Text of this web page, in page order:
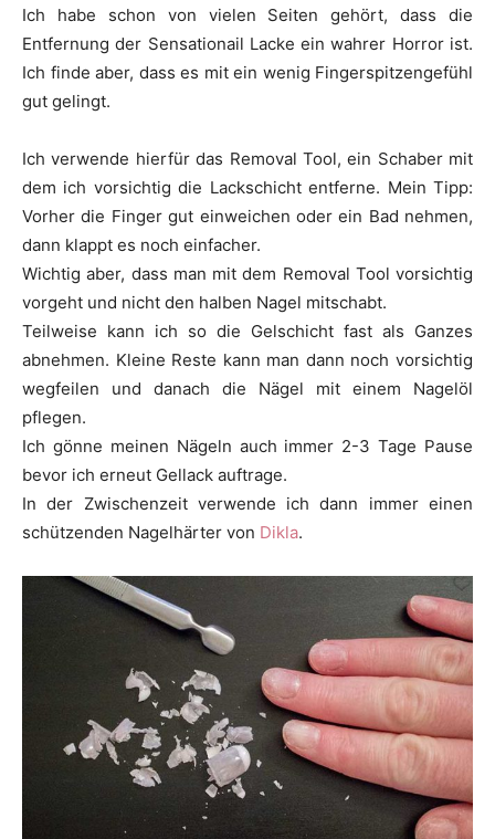
Ich habe schon von vielen Seiten gehört, dass die
Entfernung der Sensationail Lacke ein wahrer Horror ist.
Ich finde aber, dass es mit ein wenig Fingerspitzengefühl
gut gelingt.
Ich verwende hierfür das Removal Tool, ein Schaber mit
dem ich vorsichtig die Lackschicht entferne. Mein Tipp:
Vorher die Finger gut einweichen oder ein Bad nehmen,
dann klappt es noch einfacher.
Wichtig aber, dass man mit dem Removal Tool vorsichtig
vorgeht und nicht den halben Nagel mitschabt.
Teilweise kann ich so die Gelschicht fast als Ganzes
abnehmen. Kleine Reste kann man dann noch vorsichtig
wegfeilen und danach die Nägel mit einem Nagelöl
pflegen.
Ich gönne meinen Nägeln auch immer 2-3 Tage Pause
bevor ich erneut Gellack auftrage.
In der Zwischenzeit verwende ich dann immer einen
schützenden Nagelhärter von Dikla.